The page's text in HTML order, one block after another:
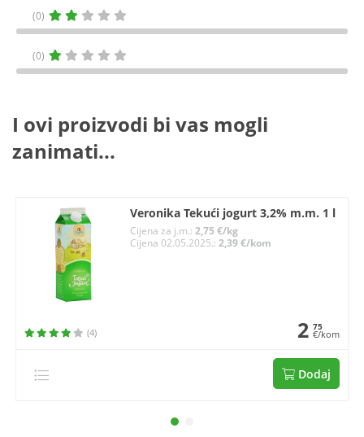
(0)
(0)
I ovi proizvodi bi vas mogli
zanimati...
Veronika Tekući jogurt 3,2% m.m. 1 l
Cijena za j.m.:2,75 €/kg
Cijena 02.05.2025.:2,39 €/kom
(4) 2 75
€/kom
Dodaj